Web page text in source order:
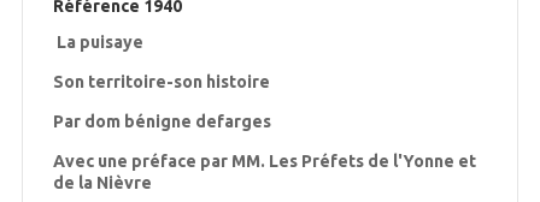
Référence 1940
La puisaye
Son territoire-son histoire
Par dom bénigne defarges
Avec une préface par MM. Les Préfets de l'Yonne et
de la Nièvre